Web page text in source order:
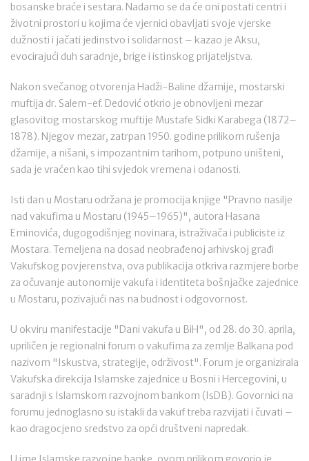
bosanske braće i sestara. Nadamo se da će oni postati centri i
životni prostori u kojima će vjernici obavljati svoje vjerske
dužnosti i jačati jedinstvo i solidarnost – kazao je Aksu,
evocirajući duh saradnje, brige i istinskog prijateljstva.
Nakon svečanog otvorenja Hadži-Baline džamije, mostarski
muftija dr. Salem-ef. Dedović otkrio je obnovljeni mezar
glasovitog mostarskog muftije Mustafe Sidki Karabega (1872–
1878). Njegov mezar, zatrpan 1950. godine prilikom rušenja
džamije, a nišani, s impozantnim tarihom, potpuno uništeni,
sada je vraćen kao tihi svjedok vremena i odanosti.
Isti dan u Mostaru održana je promocija knjige "Pravno nasilje
nad vakufima u Mostaru (1945–1965)", autora Hasana
Eminovića, dugogodišnjeg novinara, istraživača i publiciste iz
Mostara. Temeljena na dosad neobrađenoj arhivskoj građi
Vakufskog povjerenstva, ova publikacija otkriva razmjere borbe
za očuvanje autonomije vakufa i identiteta bošnjačke zajednice
u Mostaru, pozivajući nas na budnost i odgovornost.
U okviru manifestacije "Dani vakufa u BiH", od 28. do 30. aprila,
upriličen je regionalni forum o vakufima za zemlje Balkana pod
nazivom "Iskustva, strategije, održivost". Forum je organizirala
Vakufska direkcija Islamske zajednice u Bosni i Hercegovini, u
saradnji s Islamskom razvojnom bankom (IsDB). Govornici na
forumu jednoglasno su istakli da vakuf treba razvijati i čuvati –
kao dragocjeno sredstvo za opći društveni napredak.